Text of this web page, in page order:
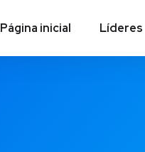
Página inicial Líderes